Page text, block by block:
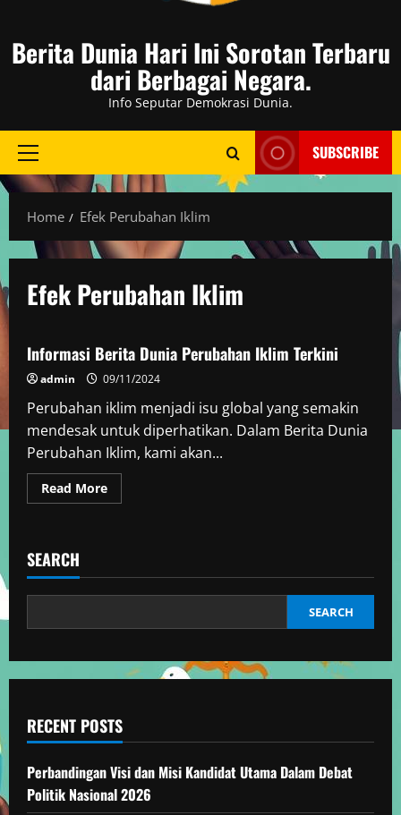
Berita Dunia Hari Ini Sorotan Terbaru
dari Berbagai Negara.
Info Seputar Demokrasi Dunia.
Primary
Menu
SUBSCRIBE
Home Efek Perubahan Iklim
Efek Perubahan Iklim
Berita Dunia
Informasi Berita Dunia Perubahan Iklim Terkini
admin 09/11/2024
Perubahan iklim menjadi isu global yang semakin
mendesak untuk diperhatikan. Dalam Berita Dunia
Perubahan Iklim, kami akan...
Read MoreRead
more
Iklim
SEARCH
SEARCH
RECENT POSTS
Perbandingan Visi dan Misi Kandidat Utama Dalam Debat
Politik Nasional 2026